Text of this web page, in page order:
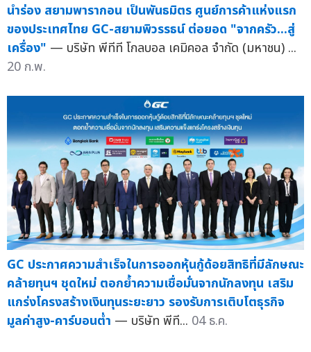
นำร่อง สยามพารากอน เป็นพันธมิตร ศูนย์การค้าแห่งแรก
ของประเทศไทย GC-สยามพิวรรธน์ ต่อยอด "จากครัว...สู่
เครื่อง" — บริษัท พีทีที โกลบอล เคมิคอล จำกัด (มหาชน) ...
20 ก.พ.
GC ประกาศความสำเร็จในการออกหุ้นกู้ด้อยสิทธิที่มีลักษณะ
คล้ายทุนฯ ชุดใหม่ ตอกย้ำความเชื่อมั่นจากนักลงทุน เสริม
แกร่งโครงสร้างเงินทุนระยะยาว รองรับการเติบโตธุรกิจ
มูลค่าสูง-คาร์บอนต่ำ — บริษัท พีที... 04 ธ.ค.